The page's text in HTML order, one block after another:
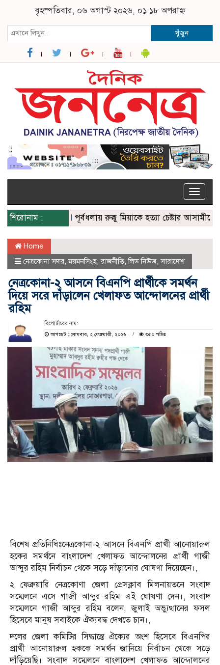
বৃহস্পতিবার, ০৬ অগাস্ট ২০২৬, ০১:১৮ অপরাহ্ন
খুঁজুন
Toggle
শিরোনাম :
পূর্বধলায় রুক্কু মিয়াকে হত্যা চেষ্টার আসামীদের
Home
নেত্রকোনা সদর,ময়মনসিংহ, রাজনীতি,লিড নিউজ,সারাদেশ
নেত্রকোনা-২ আসনে বিএনপি প্রার্থীকে সমর্থন
দিয়ে সরে দাঁড়ালেন খেলাফত আন্দোলনের প্রার্থী
রহিম
রিপোর্টারের নাম:
আপডেট : সোমবার, ২ ফেব্রুয়ারী, ২০২৬
৩৫০ পঠিত
বিশেষ প্রতিনিধিঃনেত্রকোনা-২ আসনে বিএনপি প্রার্থী আনোয়ারুল
হকের সমর্থনে বাংলাদেশ খেলাফত আন্দোলনের প্রার্থী গাজী
আব্দুর রহিম নির্বাচন থেকে সড়ে দাঁড়ানোর ঘোষণা দিয়েছেন।,
২ ফেব্রুয়ারি নেত্রকোণা জেলা প্রেসক্লাব মিলনায়তনে সংবাদ
সম্মেলনে এসে গাজী আব্দুর রহিম এই ঘোষণা দেন।, সংবাদ
সম্মেলনে গাজী আব্দুর রহিম বলেন, জুলাই অভ্যুত্থানের ফসল
হিসেবে মানুষ সবাইকে ঐক্যবদ্ধ দেখতে চান।,
দলের জেলা কমিটির সিদ্ধান্তে ঐক্যের অংশ হিসেবে বিএনপির
প্রার্থী আনোয়ারুল হককে সমর্থন জানিয়ে নির্বাচন থেকে সড়ে
দাঁড়িয়েছি। সংবাদ সম্মেলনে বাংলাদেশ খেলাফত আন্দোলনের